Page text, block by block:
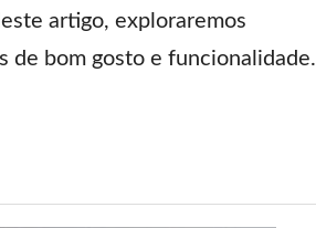
artigo, exploraremos
de bom gosto e funcionalidade.